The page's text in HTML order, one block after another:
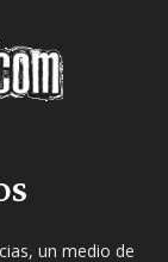
un medio de